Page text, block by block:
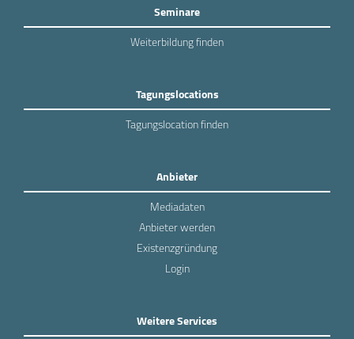
Seminare
Weiterbildung finden
Tagungslocations
Tagungslocation finden
Anbieter
Mediadaten
Anbieter werden
Existenzgründung
Login
Weitere Services